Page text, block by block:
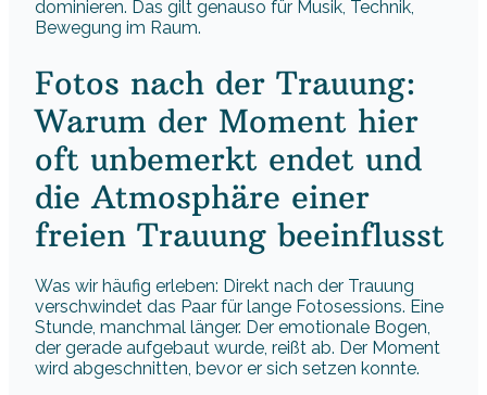
dominieren. Das gilt genauso für Musik, Technik,
Bewegung im Raum.
Fotos nach der Trauung:
Warum der Moment hier
oft unbemerkt endet und
die Atmosphäre einer
freien Trauung beeinflusst
Was wir häufig erleben: Direkt nach der Trauung
verschwindet das Paar für lange Fotosessions. Eine
Stunde, manchmal länger. Der emotionale Bogen,
der gerade aufgebaut wurde, reißt ab. Der Moment
wird abgeschnitten, bevor er sich setzen konnte.